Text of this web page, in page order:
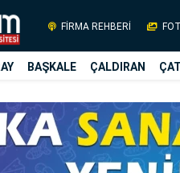
FİRMA REHBERİ
BAŞKALE ÇALDIRAN